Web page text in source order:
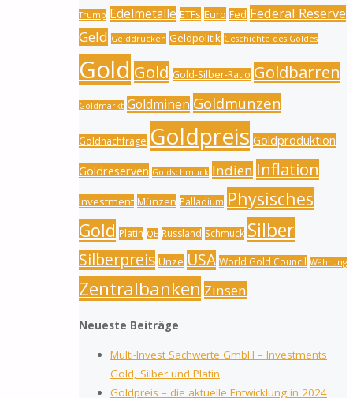
Trump Edelmetalle ETFs Euro Fed Federal Reserve
Geld Gelddrucken Geldpolitik Geschichte des Goldes
Gold Gold Gold-Silber-Ratio Goldbarren
Goldmarkt Goldminen Goldmünzen
Goldnachfrage Goldpreis Goldproduktion
Goldreserven Goldschmuck Indien Inflation
Investment Münzen Palladium Physisches
Gold Platin QE Russland Schmuck Silber
Silberpreis Unze USA World Gold Council Währung
Zentralbanken Zinsen
Neueste Beiträge
Multi-Invest Sachwerte GmbH – Investments
Gold, Silber und Platin
Goldpreis – die aktuelle Entwicklung in 2024